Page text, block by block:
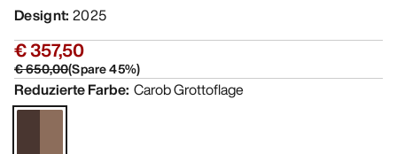
Designt: 2025
€ 357,50
€ 650,00(Spare45%)
Reduzierte Farbe: Carob Grottoflage